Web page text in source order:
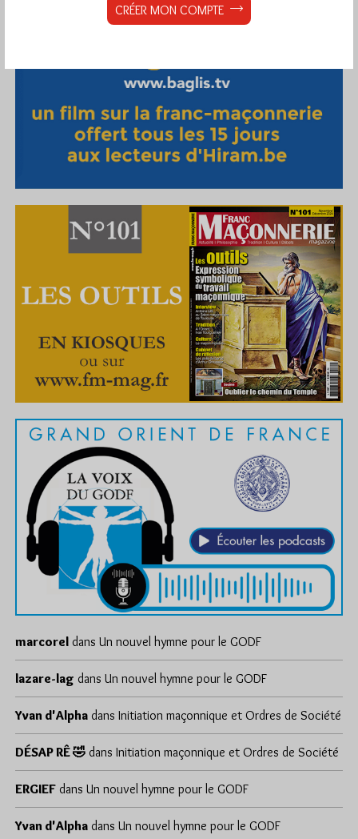
marcorel dans Un nouvel hymne pour le GODF
lazare-lag dans Un nouvel hymne pour le GODF
Yvan d'Alpha dans Initiation maçonnique et Ordres de Société
DÉSAP RÊ 🤣 dans Initiation maçonnique et Ordres de Société
ERGIEF dans Un nouvel hymne pour le GODF
Yvan d'Alpha dans Un nouvel hymne pour le GODF
CRÉER MON COMPTE